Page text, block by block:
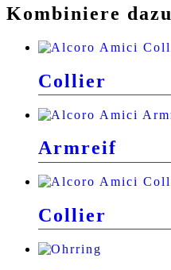
Kombiniere dazu
Collier
Armreif
Collier